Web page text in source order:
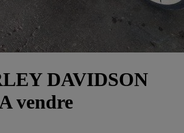
DAVIDSON
vendre